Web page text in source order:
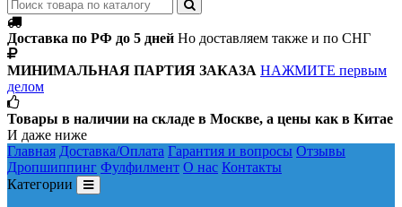
Доставка по РФ до 5 дней Но доставляем также и по СНГ
МИНИМАЛЬНАЯ ПАРТИЯ ЗАКАЗА НАЖМИТЕ первым
делом
Товары в наличии на складе в Москве, а цены как в Китае
И даже ниже
Главная Доставка/Оплата Гарантия и вопросы Отзывы
Дропшиппинг Фулфилмент О нас Контакты
Категории